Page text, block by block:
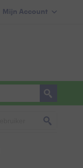
Mijn Account